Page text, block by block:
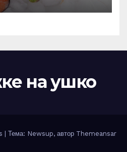
на ушко
| Тема: Newsup, автор Themeansar